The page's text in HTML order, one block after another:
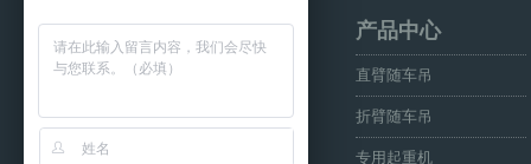
友情链接
随车起重运输车
三一随车吊
随车起重机
产品中心
直臂随车吊
折臂随车吊
专用起重机